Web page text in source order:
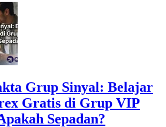
Grup Sinyal: Belajar
Gratis di Grup VIP
Sepadan?